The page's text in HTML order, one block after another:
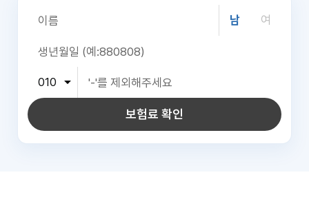
남 여
보험료 확인